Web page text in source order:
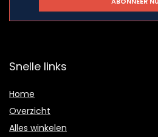
Snelle links
Home
Overzicht
Alles winkelen